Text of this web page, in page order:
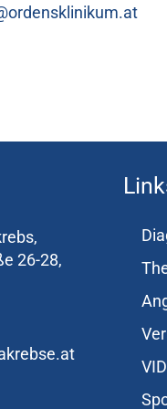
26-28,